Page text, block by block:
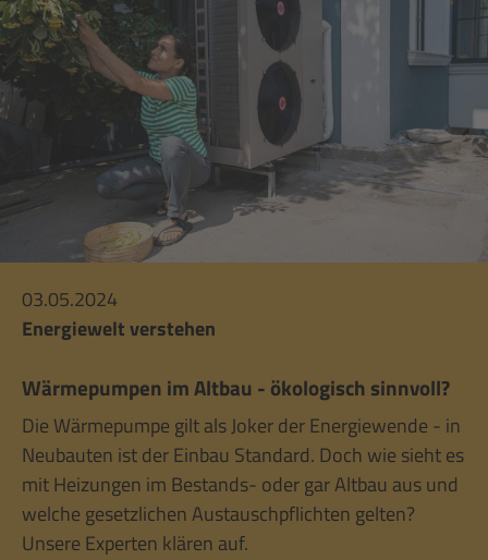
03.05.2024
Energiewelt verstehen
Wärmepumpen im Altbau - ökologisch sinnvoll?
Die Wärmepumpe gilt als Joker der Energiewende - in
Neubauten ist der Einbau Standard. Doch wie sieht es
mit Heizungen im Bestands- oder gar Altbau aus und
welche gesetzlichen Austauschpflichten gelten?
Unsere Experten klären auf.